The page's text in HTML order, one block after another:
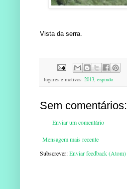
Vista da serra.
lugares e motivos: 2013, espindo
Sem comentários:
Enviar um comentário
Mensagem mais recente
Subscrever:Enviar feedback (Atom)